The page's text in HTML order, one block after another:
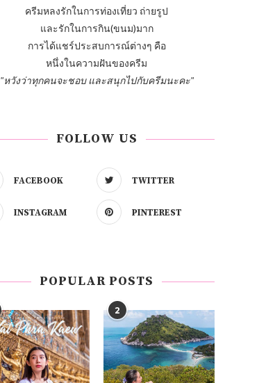
ครีมหลงรักในการท่องเที่ยว ถ่ายรูป
และรักในการกิน(ขนม)มาก
การได้แชร์ประสบการณ์ต่างๆ คือ
หนึ่งในความฝันของครีม
"หวังว่าทุกคนจะชอบ และสนุกไปกับครีมนะคะ"
FOLLOW US
FACEBOOK TWITTER
INSTAGRAM PINTEREST
POPULAR POSTS
2